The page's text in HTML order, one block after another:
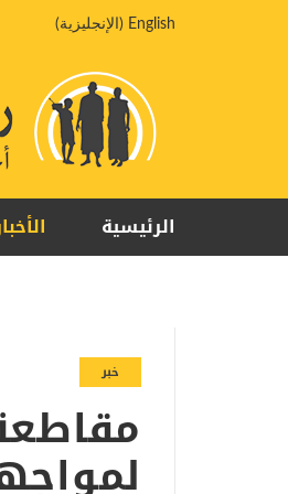
English
( الإنجليزية)
الرئيسية
خبر